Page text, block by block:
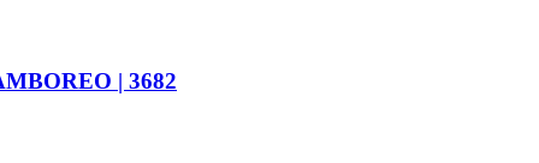
| 3682